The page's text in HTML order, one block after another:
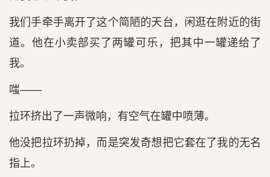
我们手牵手离开了这个简陋的天台，闲逛在附近的街
道。他在小卖部买了两罐可乐，把其中一罐递给了
我。
嗤——
拉环挤出了一声微响，有空气在罐中喷薄。
他没把拉环扔掉，而是突发奇想把它套在了我的无名
指上。